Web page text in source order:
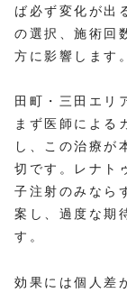
ば必ず変化が出
の選択、施術回
方に影響します。
田町・三田エリ
まず医師による
し、この治療が
切です。レナト
子注射のみなら
案し、過度な期
す。
効果には個人差